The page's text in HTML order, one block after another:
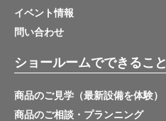
イベント情報
問い合わせ
ショールームでできること
商品のご見学（最新設備を体験）
商品のご相談・プランニング